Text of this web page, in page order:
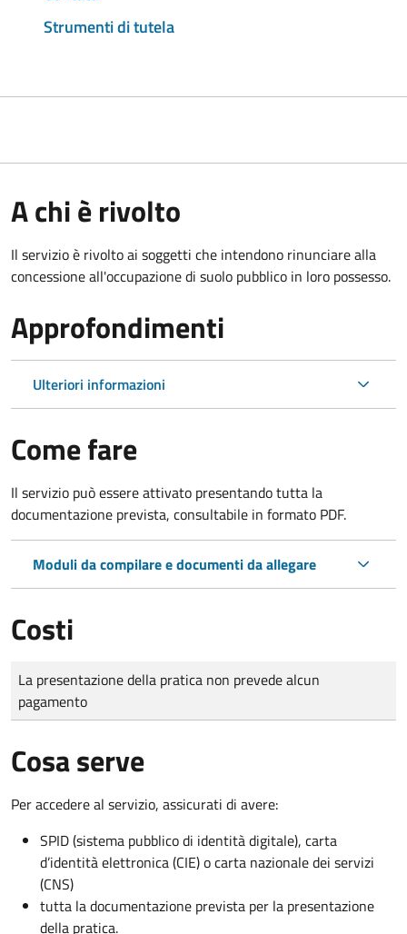
Strumenti di tutela
A chi è rivolto
Il servizio è rivolto ai soggetti che intendono rinunciare alla
concessione all'occupazione di suolo pubblico in loro possesso.
Approfondimenti
Ulteriori informazioni
Come fare
Il servizio può essere attivato presentando tutta la
documentazione prevista, consultabile in formato PDF.
Moduli da compilare e documenti da allegare
Costi
Tipo di pagamento
Importo
La presentazione della pratica non prevede alcun
pagamento
Cosa serve
Per accedere al servizio, assicurati di avere:
SPID (sistema pubblico di identità digitale), carta
d’identità elettronica (CIE) o carta nazionale dei servizi
(CNS)
tutta la documentazione prevista per la presentazione
della pratica.